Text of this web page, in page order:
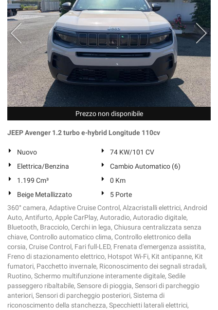
Prezzo non disponibile
JEEP Avenger 1.2 turbo e-hybrid Longitude 110cv
Nuovo
74 KW/101 CV
Elettrica/Benzina
Cambio Automatico (6)
1.199 Cm³
0 Km
Beige Metallizzato
5 Porte
360° camera, Adaptive Cruise Control, Alzacristalli elettrici, Android
Auto, Antifurto, Apple CarPlay, Autoradio, Autoradio digitale,
Bluetooth, Bracciolo, Cerchi in lega, Chiusura centralizzata senza
chiave, Controllo automatico clima, Controllo elettronico della
corsia, Cruise Control, Fari full-LED, Frenata d'emergenza assistita,
Freno di stazionamento elettrico, Hotspot Wi-Fi, Kit antipanne, Kit
fumatori, Pacchetto invernale, Riconoscimento dei segnali stradali,
Ruotino, Schermo multifunzione interamente digitale, Sedile
passeggero ribaltabile, Sensore di pioggia, Sensori di parcheggio
anteriori, Sensori di parcheggio posteriori, Sistema di
riconoscimento della stanchezza, Specchietti laterali elettrici,